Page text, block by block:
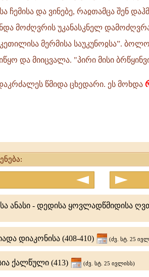
და ვინებე, რაჲთამცა შენ
მოძღვრის უკანასკნელ
მერმისა საუკუნოჲსა”.
და მიიცვალა. "პირი მისი
წმიდა ცხედარი. ეს მოხდა
ანასი - დედისა ყოვლადწმიდისა
დიაკონისა (408-410) (ძვ. სტ. 25
ქალწული (413) (ძვ. სტ. 25 ივლისს)